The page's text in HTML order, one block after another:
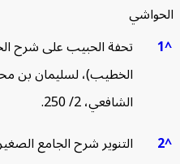
تحفة الحبيب على شرح
الخطيب)، لسليمان بن
الشافعي، 2/ 250.
التنوير شرح الجامع الصغير، 11/ 105.